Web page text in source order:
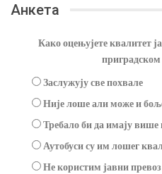
Анкета
Како оцењујете квалитет
приградском
Заслужују све похвале
Није лоше али може и
Требало би да имају више
Аутобуси су им лошег
Не користим јавни превоз